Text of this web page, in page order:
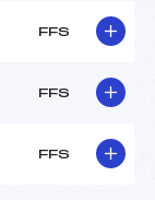
FFS
FFS
FFS